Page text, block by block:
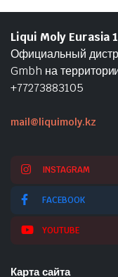
Liqui Moly Eurasia 1
Официальный
Gmbh на
+77273883105
mail@liquimoly.kz
INSTAGRAM
FACEBOOK
YOUTUBE
Карта сайта